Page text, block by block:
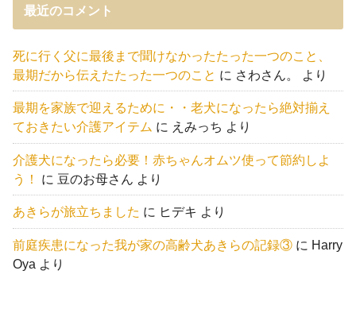
最近のコメント
死に行く父に最後まで聞けなかったたった一つのこと、
最期だから伝えたたった一つのこと に さわさん。 より
最期を家族で迎えるために・・老犬になったら絶対揃え
ておきたい介護アイテム に えみっち より
介護犬になったら必要！赤ちゃんオムツ使って節約しよ
う！
に 豆のお母さん より
あきらが旅立ちました に ヒデキ より
前庭疾患になった我が家の高齢犬あきらの記録③ に Harry
Oya より